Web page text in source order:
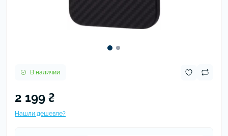
В наличии
2 199 ₴
Нашли дешевле?